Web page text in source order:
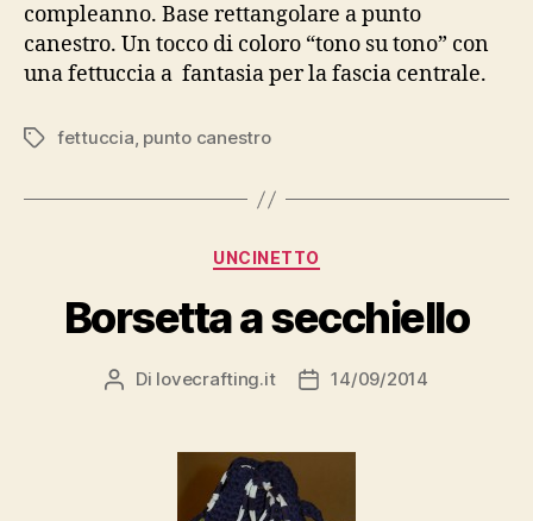
compleanno. Base rettangolare a punto
canestro. Un tocco di coloro “tono su tono” con
una fettuccia a fantasia per la fascia centrale.
Tag fettuccia, punto canestro
Categorie
UNCINETTO
Borsetta a secchiello
Autore
Di lovecrafting.it
Data14/09/2014